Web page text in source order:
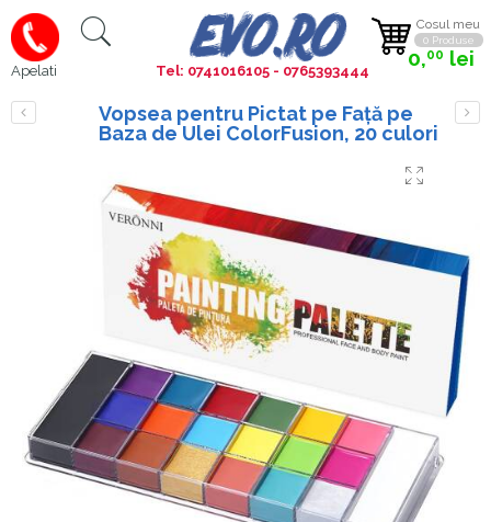
Apelati
Cosul meu
0 Produse
0,00 lei
Tel: 0741016105 - 0765393444
Vopsea pentru Pictat pe Față pe
Baza de Ulei ColorFusion, 20 culori